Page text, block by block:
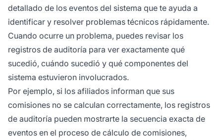
detallado de los eventos del sistema que te ayuda a
identificar y resolver problemas técnicos rápidamente.
Cuando ocurre un problema, puedes revisar los
registros de auditoría para ver exactamente qué
sucedió, cuándo sucedió y qué componentes del
sistema estuvieron involucrados.
Por ejemplo, si los afiliados informan que sus
comisiones no se calculan correctamente, los registros
de auditoría pueden mostrarte la secuencia exacta de
eventos en el proceso de cálculo de comisiones,